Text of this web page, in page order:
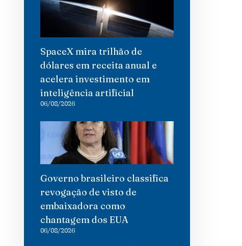
SpaceX mira trilhão de
dólares em receita anual e
acelera investimento em
inteligência artificial
06/08/2026
Governo brasileiro classifica
revogação de visto de
embaixadora como
chantagem dos EUA
06/08/2026